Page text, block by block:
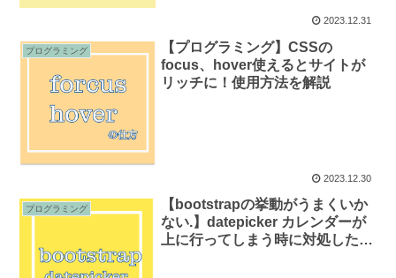
2023.12.31
プログラミング
【プログラミング】CSSの
focus、hover使えるとサイトが
リッチに！使用方法を解説
2023.12.30
プログラミング
【bootstrapの挙動がうまくいか
ない.】datepicker カレンダーが
上に行ってしまう時に対処した方